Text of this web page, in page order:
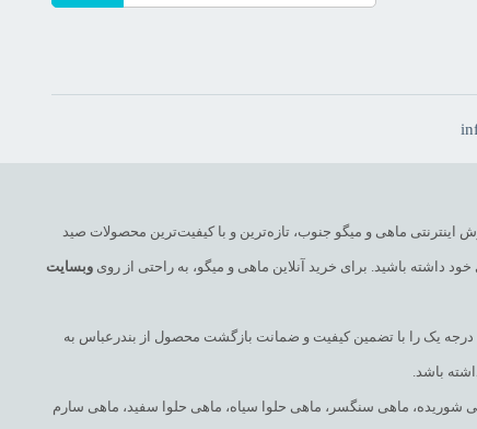
اینترنتی ماهی و میگو جنوب، تازه‌ترین و با کیفیت‌ترین محصولات صید
داشته باشید. برای خرید آنلاین ماهی و میگو، به راحتی از رویوبسایت
درجه یک را با تضمین کیفیت و ضمانت بازگشت محصول از بندرعباس به
باشد.
شوریده، ماهی سنگسر، ماهی حلوا سیاه، ماهی حلوا سفید، ماهی سارم